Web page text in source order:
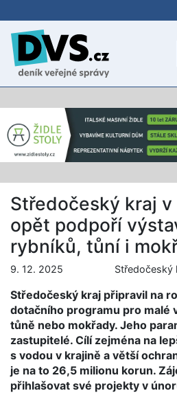
Středočeský kraj
opět podpoří
rybníků, tůní i
9. 12. 2025 Středočeský
Středočeský kraj připravil na
dotačního programu pro malé
tůně nebo mokřady. Jeho
zastupitelé. Cílí zejména na
s vodou v krajině a větší
je na to 26,5 milionu korun.
přihlašovat své projekty v